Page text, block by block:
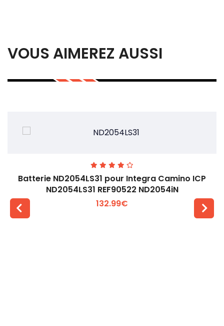
VOUS AIMEREZ AUSSI
Batterie ND2054LS31 pour Integra Camino ICP
ND2054LS31 REF90522 ND2054iN
132.99€